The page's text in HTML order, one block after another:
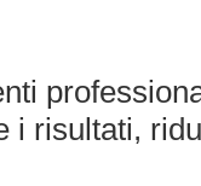
i risultati,